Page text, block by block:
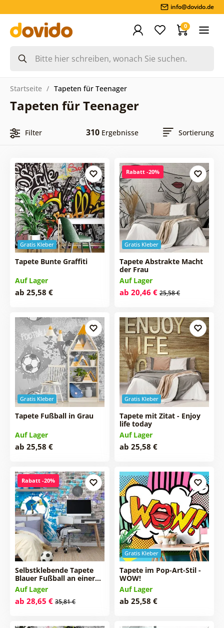
info@dovido.de
0
Startseite Tapeten für Teenager
Tapeten für Teenager
Filter 310Ergebnisse Sortierung
Gratis Kleber
Tapete Bunte Graffiti
Auf Lager
ab 25,58 €
Gratis Kleber
Rabatt -20%
Tapete Abstrakte Macht
der Frau
Auf Lager
ab 20,46 € 25,58 €
Gratis Kleber
Tapete Fußball in Grau
Auf Lager
ab 25,58 €
Gratis Kleber
Tapete mit Zitat - Enjoy
life today
Auf Lager
ab 25,58 €
Rabatt -20%
Selbstklebende Tapete
Blauer Fußball an einer…
Auf Lager
ab 28,65 € 35,81 €
Gratis Kleber
Tapete im Pop-Art-Stil -
WOW!
Auf Lager
ab 25,58 €